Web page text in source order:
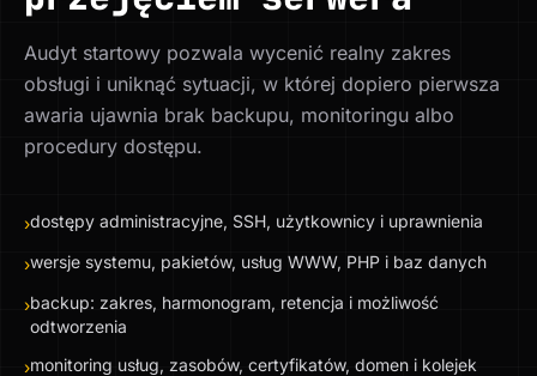
Audyt startowy pozwala wycenić realny zakres
obsługi i uniknąć sytuacji, w której dopiero pierwsza
awaria ujawnia brak backupu, monitoringu albo
procedury dostępu.
›dostępy administracyjne, SSH, użytkownicy i uprawnienia
›wersje systemu, pakietów, usług WWW, PHP i baz danych
›backup: zakres, harmonogram, retencja i możliwość
odtworzenia
›monitoring usług, zasobów, certyfikatów, domen i kolejek